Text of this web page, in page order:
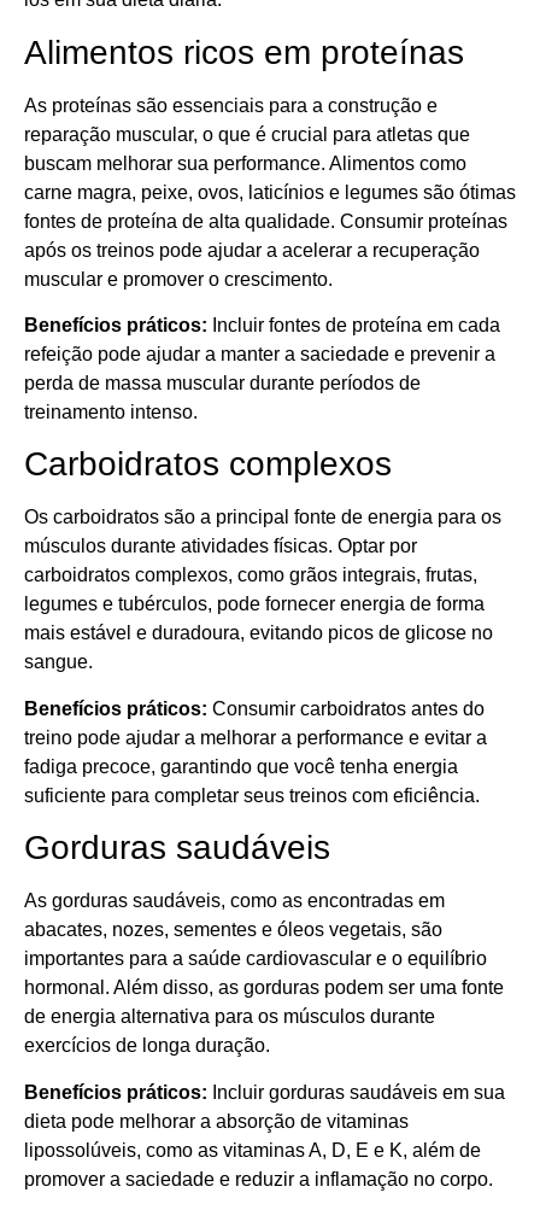
Alimentos ricos em proteínas
As proteínas são essenciais para a construção e
reparação muscular, o que é crucial para atletas que
buscam melhorar sua performance. Alimentos como
carne magra, peixe, ovos, laticínios e legumes são ótimas
fontes de proteína de alta qualidade. Consumir proteínas
após os treinos pode ajudar a acelerar a recuperação
muscular e promover o crescimento.
Benefícios práticos: Incluir fontes de proteína em cada
refeição pode ajudar a manter a saciedade e prevenir a
perda de massa muscular durante períodos de
treinamento intenso.
Carboidratos complexos
Os carboidratos são a principal fonte de energia para os
músculos durante atividades físicas. Optar por
carboidratos complexos, como grãos integrais, frutas,
legumes e tubérculos, pode fornecer energia de forma
mais estável e duradoura, evitando picos de glicose no
sangue.
Benefícios práticos: Consumir carboidratos antes do
treino pode ajudar a melhorar a performance e evitar a
fadiga precoce, garantindo que você tenha energia
suficiente para completar seus treinos com eficiência.
Gorduras saudáveis
As gorduras saudáveis, como as encontradas em
abacates, nozes, sementes e óleos vegetais, são
importantes para a saúde cardiovascular e o equilíbrio
hormonal. Além disso, as gorduras podem ser uma fonte
de energia alternativa para os músculos durante
exercícios de longa duração.
Benefícios práticos: Incluir gorduras saudáveis em sua
dieta pode melhorar a absorção de vitaminas
lipossolúveis, como as vitaminas A, D, E e K, além de
promover a saciedade e reduzir a inflamação no corpo.